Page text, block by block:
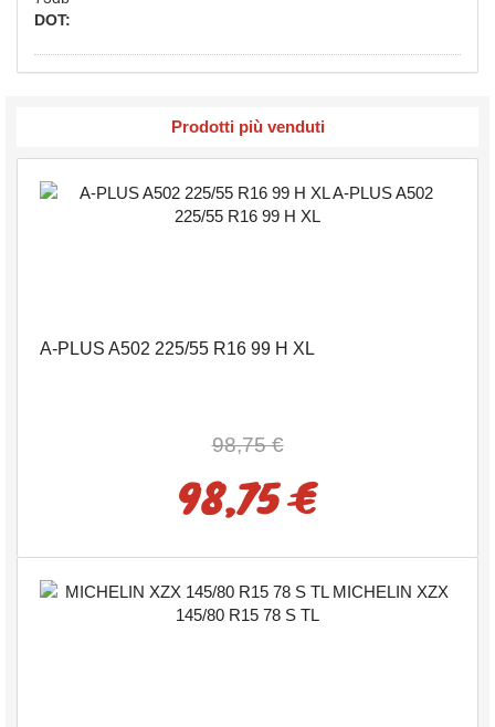
DOT:
Prodotti più venduti
A-PLUS A502 225/55 R16 99 H XL
98,75 €
98,75 €